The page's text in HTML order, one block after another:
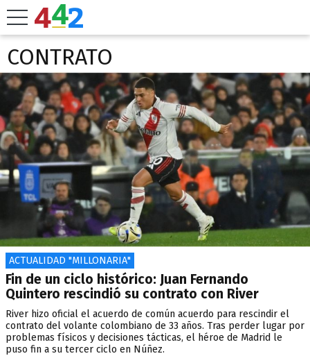
CONTRATO
ACTUALIDAD "MILLONARIA"
Fin de un ciclo histórico: Juan Fernando
Quintero rescindió su contrato con River
River hizo oficial el acuerdo de común acuerdo para rescindir el
contrato del volante colombiano de 33 años. Tras perder lugar por
problemas físicos y decisiones tácticas, el héroe de Madrid le
puso fin a su tercer ciclo en Núñez.